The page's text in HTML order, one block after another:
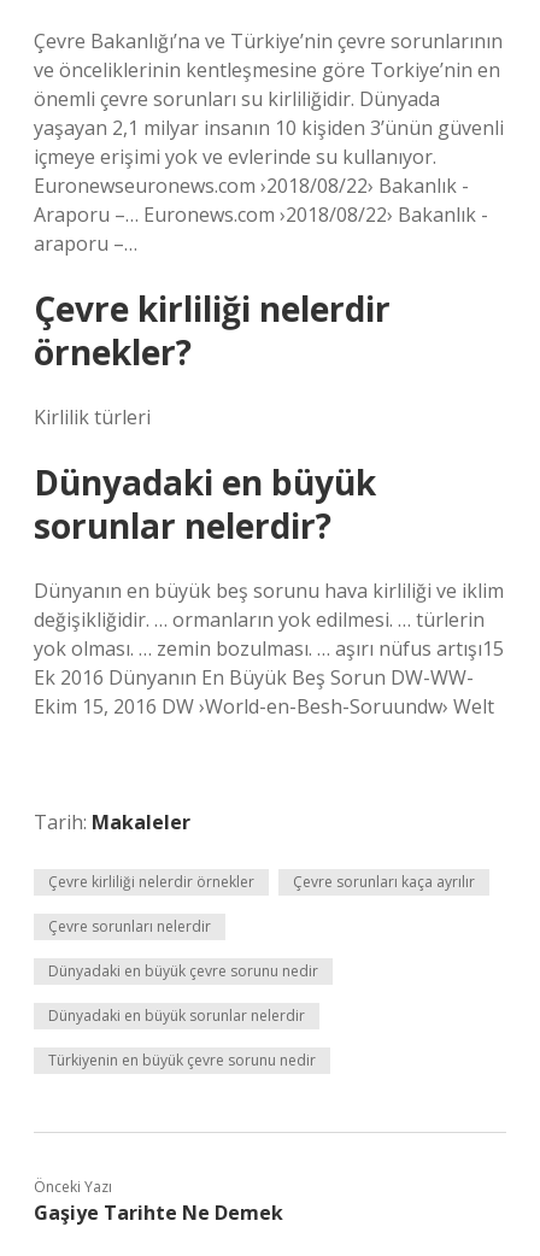
Çevre Bakanlığı’na ve Türkiye’nin çevre sorunlarının
ve önceliklerinin kentleşmesine göre Torkiye’nin en
önemli çevre sorunları su kirliliğidir. Dünyada
yaşayan 2,1 milyar insanın 10 kişiden 3’ünün güvenli
içmeye erişimi yok ve evlerinde su kullanıyor.
Euronewseuronews.com ›2018/08/22› Bakanlık -
Araporu –… Euronews.com ›2018/08/22› Bakanlık -
araporu –…
Çevre kirliliği nelerdir
örnekler?
Kirlilik türleri
Dünyadaki en büyük
sorunlar nelerdir?
Dünyanın en büyük beş sorunu hava kirliliği ve iklim
değişikliğidir. … ormanların yok edilmesi. … türlerin
yok olması. … zemin bozulması. … aşırı nüfus artışı15
Ek 2016 Dünyanın En Büyük Beş Sorun DW-WW-
Ekim 15, 2016 DW ›World-en-Besh-Soruundw› Welt
Tarih: Makaleler
Çevre kirliliği nelerdir örnekler Çevre sorunları kaça ayrılır
Çevre sorunları nelerdir
Dünyadaki en büyük çevre sorunu nedir
Dünyadaki en büyük sorunlar nelerdir
Türkiyenin en büyük çevre sorunu nedir
Önceki Yazı
Gaşiye Tarihte Ne Demek